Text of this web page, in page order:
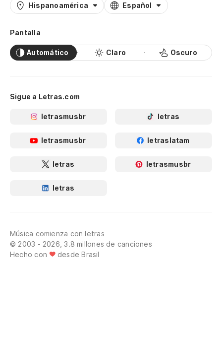
Hispanoamérica Español
Pantalla
Automático Claro Oscuro
Sigue a Letras.com
letrasmusbr letras
letrasmusbr letraslatam
letras letrasmusbr
letras
Música comienza con letras
© 2003 - 2026, 3.8 millones de canciones
Hecho con
desde Brasil